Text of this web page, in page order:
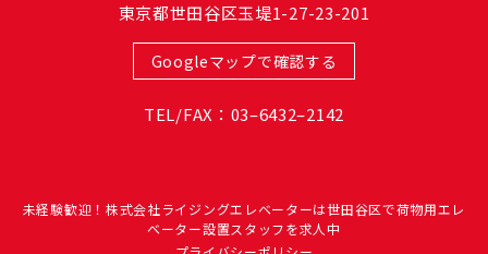
東京都世田谷区玉堤1-27-23-201
Googleマップで確認する
TEL/FAX：03–6432–2142
未経験歓迎！株式会社ライジングエレベーターは世田谷区で荷物用エレ
ベーター設置スタッフを求人中